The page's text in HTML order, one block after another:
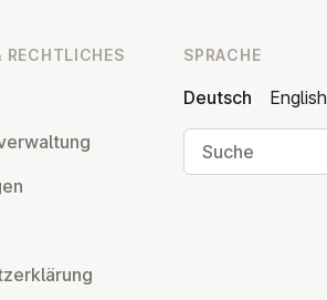
RECHT­LI­CHES SPRACHE
Deutsch
English
Suche